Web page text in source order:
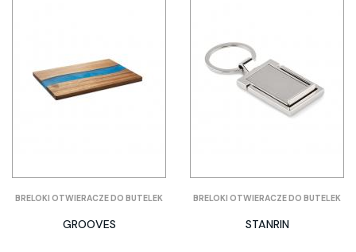
BRELOKI OTWIERACZE DO BUTELEK
GROOVES
BRELOKI OTWIERACZE DO BUTELEK
STANRIN